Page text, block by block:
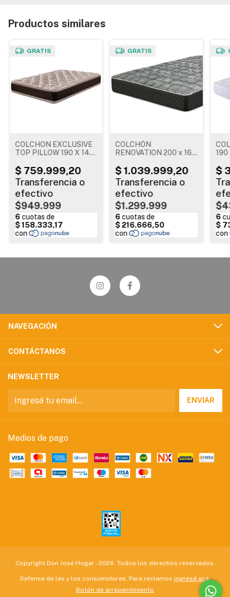
Productos similares
GRATIS
COLCHON EXCLUSIVE
TOP PILLOW 190 X 140
$949.999
GRATIS
COLCHÓN
RENOVATION 200 x 160
$1.299.999
190
NAVEGACIÓN
CONTÁCTANOS
NEWSLETTER
Medios de pago
Copyright Don José Hogar - 2026. Todos los derechos reservados.
Defensa de las y los consumidores. Para reclamos ingresá acá.
Botón de arrepentimiento